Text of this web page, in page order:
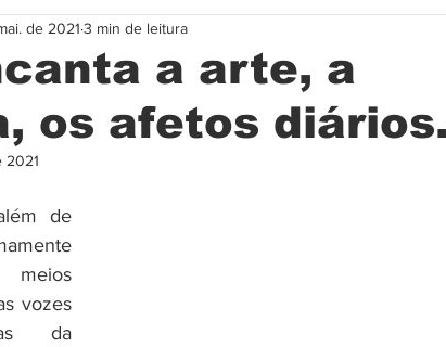
cultural
a arte, a
os afetos
de 2021 3 min de leitura
2021
de
vozes
da